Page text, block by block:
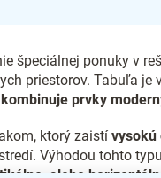
špeciálnej ponuky v
priestorov. Tabuľa je
kombinuje prvky
ktorý zaistí vysokú
Výhodou tohto